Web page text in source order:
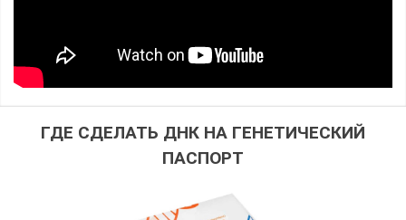
ГДЕ СДЕЛАТЬ ДНК НА ГЕНЕТИЧЕСКИЙ
ПАСПОРТ